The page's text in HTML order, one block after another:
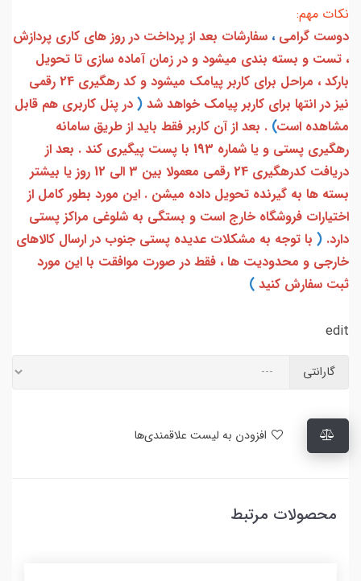
نکات مهم:
دوست گرامی ، سفارشات بعد از پرداخت در روز های کاری پردازش
، تست و بسته بندی میشود و در زمان آماده سازی تا تحویل
بارکد ، مراحل برای کاربر پیامک میشود و کد رهگیری 24 رقمی
نیز در انتها برای کاربر پیامک خواهد شد ( در پنل کاربری هم قابل
مشاهده است) . بعد از آن کاربر فقط باید از طریق سامانه
رهگیری پستی و یا شماره 193 با پست پیگیری کند . بعد از
دریافت کدرهگیری 24 رقمی معمولا بین 3 الی 12 روز یا بیشتر
بسته ها به گیرنده تحویل داده میشن . این مورد بطور کامل از
اختیارات فروشگاه خارج است و بستگی به شلوغی مراکز پستی
دارد. ( با توجه به مشکلات عدیده پستی جنوب در ارسال کالاهای
خارجی و محدودیت ها ، فقط در صورت موافقت با این مورد
ثبت سفارش کنید )
edit
گارانتی
محصولات مرتبط